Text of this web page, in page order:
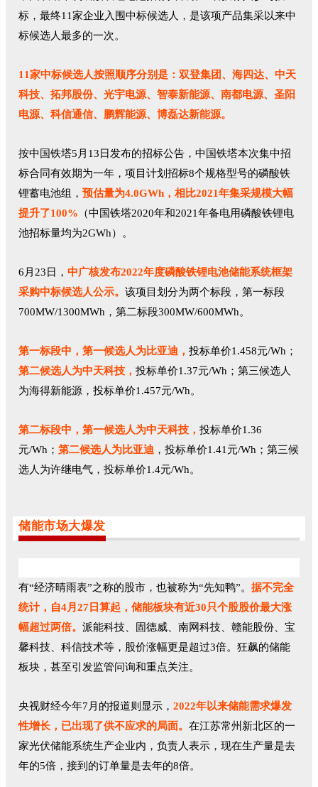
标，最终11家企业入围中标候选人，是该项产品集采以来中
标候选人最多的一次。
11家中标候选人按照顺序分别是：双登集团、海四达、中天
科技、拓邦股份、光宇电源、智泰新能源、南都电源、圣阳
电源、科信通信、鹏辉能源、博磊达新能源。
按中国铁塔5月13日发布的招标公告，中国铁塔本次集中招
标合同有效期为一年，项目计划招标8个规格型号的磷酸铁
锂蓄电池组， 预估量为4.0GWh，相比2021年集采规模大幅
提升了100% （中国铁塔2020年和2021年备电用磷酸铁锂电
池招标量均为2GWh）。
6月23日， 中广核发布2022年度磷酸铁锂电池储能系统框架
采购中标候选人公示。 该项目划分为两个标段，第一标段
700MW/1300MWh，第二标段300MW/600MWh。
第一标段中，第一候选人为比亚迪， 投标单价1.458元/Wh；
第二候选人为中天科技， 投标单价1.37元/Wh；第三候选人
为海得新能源，投标单价1.457元/Wh。
第二标段中，第一候选人为中天科技， 投标单价1.36
元/Wh； 第二候选人为比亚迪 ，投标单价1.41元/Wh；第三候
选人为许继电气，投标单价1.4元/Wh。
储能市场大爆发
有“经济晴雨表”之称的股市，也被称为“先知鸭”。 据不完全
统计，自4月27日算起，储能板块有近30只个股股价最大涨
幅超过两倍。 派能科技、固德威、南网科技、赣能股份、宝
馨科技、科信技术等，股价涨幅更是超过3倍。狂飙的储能
板块，甚至引发监管问询和重点关注。
央视财经今年7月的报道则显示， 2022年以来储能需求爆发
性增长，已出现了供不应求的局面。 在江苏常州新北区的一
家光伏储能系统生产企业内，负责人表示，现在生产量是去
年的5倍，接到的订单量是去年的8倍。